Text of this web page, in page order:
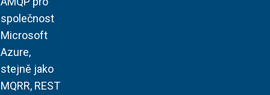
společnost
Microsoft
Azure,
stejně jako
MQRR, REST